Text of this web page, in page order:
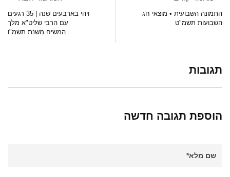
התמונה השבועית • מוצאי חג
השבועות תשמ"ט
ויהי בארבעים שנה | 35 רגעים
עם הרבי שליט"א מלך
המשיח משנת תשמ"ו
תגובות
הוספת תגובה חדשה